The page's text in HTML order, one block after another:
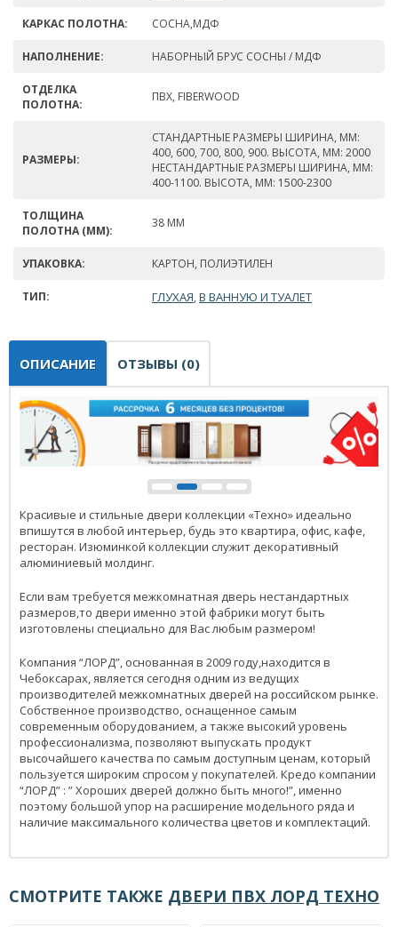
КАРКАС ПОЛОТНА: СОСНА,МДФ
НАПОЛНЕНИЕ: НАБОРНЫЙ БРУС СОСНЫ / МДФ
ОТДЕЛКА
ПОЛОТНА:
ПВХ, FIBERWOOD
РАЗМЕРЫ:
СТАНДАРТНЫЕ РАЗМЕРЫ ШИРИНА, ММ:
400, 600, 700, 800, 900. ВЫСОТА, ММ: 2000
НЕСТАНДАРТНЫЕ РАЗМЕРЫ ШИРИНА, ММ:
400-1100. ВЫСОТА, ММ: 1500-2300
ТОЛЩИНА
ПОЛОТНА (ММ):
38 ММ
УПАКОВКА: КАРТОН, ПОЛИЭТИЛЕН
ТИП: ГЛУХАЯ, В ВАННУЮ И ТУАЛЕТ
ОПИСАНИЕ ОТЗЫВЫ (0)
Красивые и стильные двери коллекции «Техно» идеально
впишутся в любой интерьер, будь это квартира, офис, кафе,
ресторан. Изюминкой коллекции служит декоративный
алюминиевый молдинг.
Если вам требуется межкомнатная дверь нестандартных
размеров,то двери именно этой фабрики могут быть
изготовлены специально для Вас любым размером!
Компания “ЛОРД”, основанная в 2009 году,находится в
Чебоксарах, является сегодня одним из ведущих
производителей межкомнатных дверей на российском рынке.
Собственное производство, оснащенное самым
современным оборудованием, а также высокий уровень
профессионализма, позволяют выпускать продукт
высочайшего качества по самым доступным ценам, который
пользуется широким спросом у покупателей. Кредо компании
“ЛОРД” : ” Хороших дверей должно быть много!”, именно
поэтому большой упор на расширение модельного ряда и
наличие максимального количества цветов и комплектаций.
СМОТРИТЕ ТАКЖЕ ДВЕРИ ПВХ ЛОРД ТЕХНО